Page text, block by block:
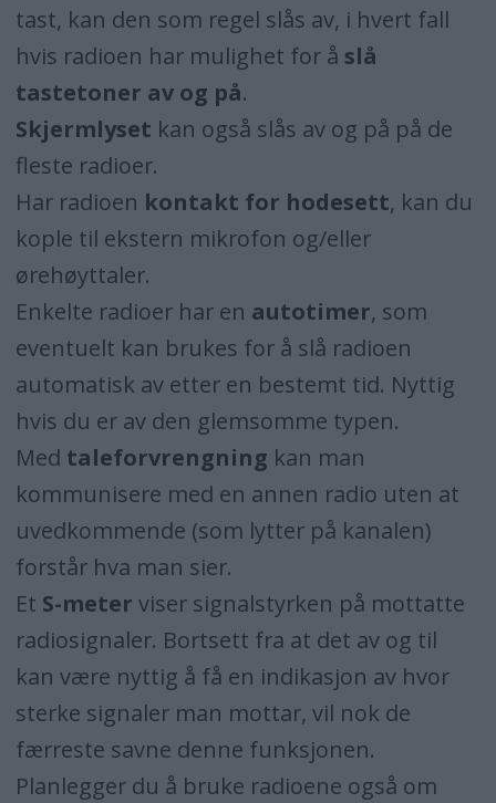
tast, kan den som regel slås av, i hvert fall
hvis radioen har mulighet for å slå
tastetoner av og på.
Skjermlyset kan også slås av og på på de
fleste radioer.
Har radioen kontakt for hodesett, kan du
kople til ekstern mikrofon og/eller
ørehøyttaler.
Enkelte radioer har en autotimer, som
eventuelt kan brukes for å slå radioen
automatisk av etter en bestemt tid. Nyttig
hvis du er av den glemsomme typen.
Med taleforvrengning kan man
kommunisere med en annen radio uten at
uvedkommende (som lytter på kanalen)
forstår hva man sier.
Et S-meter viser signalstyrken på mottatte
radiosignaler. Bortsett fra at det av og til
kan være nyttig å få en indikasjon av hvor
sterke signaler man mottar, vil nok de
færreste savne denne funksjonen.
Planlegger du å bruke radioene også om